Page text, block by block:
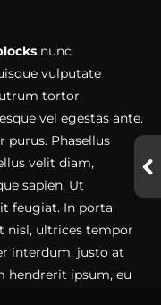
nunc
vulputate
tortor
vel egestas ante.
purus. Phasellus
velit diam,
sapien. Ut
feugiat. In porta
nisl, ultrices tempor
interdum, justo at
hendrerit ipsum, eu